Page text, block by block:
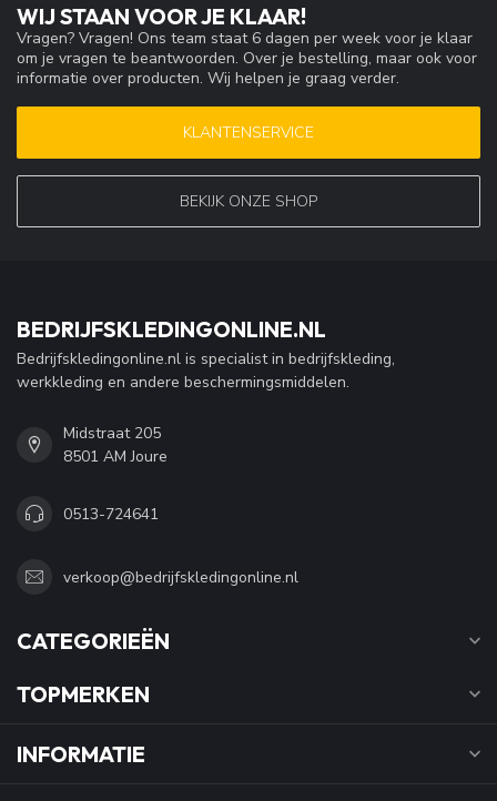
WIJ STAAN VOOR JE KLAAR!
Vragen? Vragen! Ons team staat 6 dagen per week voor je klaar
om je vragen te beantwoorden. Over je bestelling, maar ook voor
informatie over producten. Wij helpen je graag verder.
KLANTENSERVICE
BEKIJK ONZE SHOP
BEDRIJFSKLEDINGONLINE.NL
Bedrijfskledingonline.nl is specialist in bedrijfskleding,
werkkleding en andere beschermingsmiddelen.
Midstraat 205
8501 AM Joure
0513-724641
verkoop@bedrijfskledingonline.nl
CATEGORIEËN
TOPMERKEN
INFORMATIE